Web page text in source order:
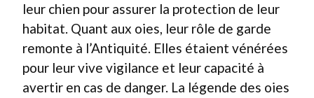
leur chien pour assurer la protection de leur
habitat. Quant aux oies, leur rôle de garde
remonte à l’Antiquité. Elles étaient vénérées
pour leur vive vigilance et leur capacité à
avertir en cas de danger. La légende des oies